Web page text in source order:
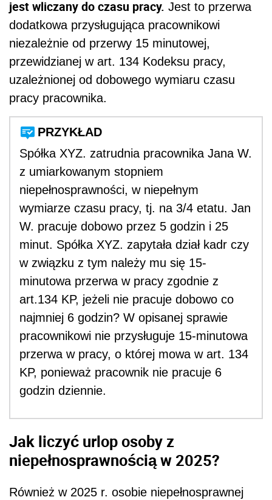
jest wliczany do czasu pracy. Jest to przerwa
dodatkowa przysługująca pracownikowi
niezależnie od przerwy 15 minutowej,
przewidzianej w art. 134 Kodeksu pracy,
uzależnionej od dobowego wymiaru czasu
pracy pracownika.
PRZYKŁAD
Spółka XYZ. zatrudnia pracownika Jana W.
z umiarkowanym stopniem
niepełnosprawności, w niepełnym
wymiarze czasu pracy, tj. na 3/4 etatu. Jan
W. pracuje dobowo przez 5 godzin i 25
minut. Spółka XYZ. zapytała dział kadr czy
w związku z tym należy mu się 15-
minutowa przerwa w pracy zgodnie z
art.134 KP, jeżeli nie pracuje dobowo co
najmniej 6 godzin? W opisanej sprawie
pracownikowi nie przysługuje 15-minutowa
przerwa w pracy, o której mowa w art. 134
KP, ponieważ pracownik nie pracuje 6
godzin dziennie.
Jak liczyć urlop osoby z
niepełnosprawnością w 2025?
Również w 2025 r. osobie niepełnosprawnej